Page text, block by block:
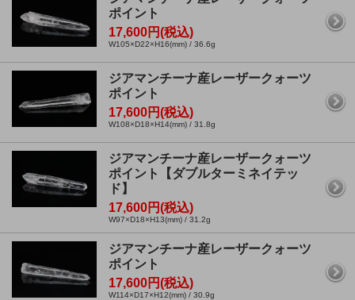
ポイント
17,600円(税込)
W105×D22×H16(mm) / 36.6g
ジアマンチーナ産レーザークォーツ
ポイント
17,600円(税込)
W108×D18×H14(mm) / 31.8g
ジアマンチーナ産レーザークォーツ
ポイント【ダブルターミネイテッ
ド】
17,600円(税込)
W97×D18×H13(mm) / 31.2g
ジアマンチーナ産レーザークォーツ
ポイント
17,600円(税込)
W114×D17×H12(mm) / 30.9g